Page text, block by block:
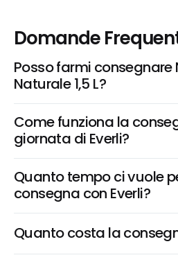
Domande
Posso farmi consegnare
Naturale 1,5 L?
Come funziona la
giornata di Everli?
Quanto tempo ci vuole
consegna con Everli?
Quanto costa la